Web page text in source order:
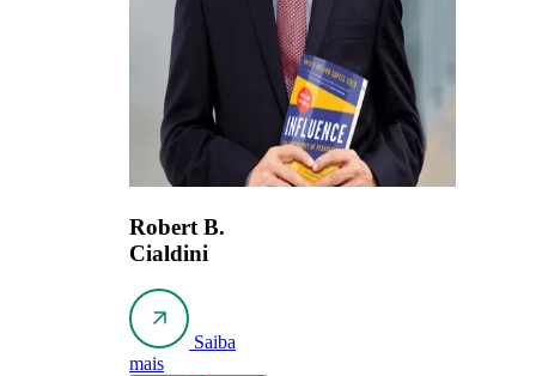
Robert B.
Cialdini
Saiba
mais